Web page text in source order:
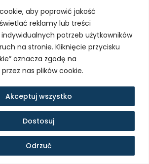
aby poprawić jakość
reklamy lub treści
potrzeb użytkowników
na stronie. Kliknięcie przycisku
oznacza zgodę na
nas plików cookie.
Dostosuj
Odrzuć
Akceptuj wszystko
których dane dotyczą, mają
umowy DPA za pośrednictwem
. Administrator udostępni
(redacted) fragmenty, które nie
handlowej procesora.
Poza Unią Europejską
i YouTube (USA)
przetwarza dane w serwisach
i YouTube) z siedzibą w
mogą być transferowane doStanów
na podstawie: